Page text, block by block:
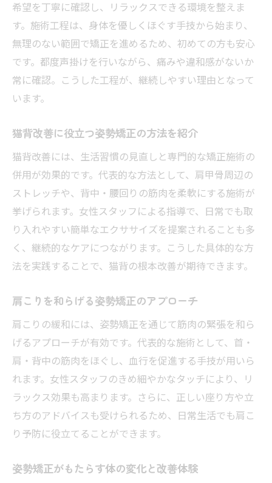
希望を丁寧に確認し、リラックスできる環境を整えま
す。施術工程は、身体を優しくほぐす手技から始まり、
無理のない範囲で矯正を進めるため、初めての方も安心
です。都度声掛けを行いながら、痛みや違和感がないか
常に確認。こうした工程が、継続しやすい理由となって
います。
猫背改善に役立つ姿勢矯正の方法を紹介
猫背改善には、生活習慣の見直しと専門的な矯正施術の
併用が効果的です。代表的な方法として、肩甲骨周辺の
ストレッチや、背中・腰回りの筋肉を柔軟にする施術が
挙げられます。女性スタッフによる指導で、日常でも取
り入れやすい簡単なエクササイズを提案されることも多
く、継続的なケアにつながります。こうした具体的な方
法を実践することで、猫背の根本改善が期待できます。
肩こりを和らげる姿勢矯正のアプローチ
肩こりの緩和には、姿勢矯正を通じて筋肉の緊張を和ら
げるアプローチが有効です。代表的な施術として、首・
肩・背中の筋肉をほぐし、血行を促進する手技が用いら
れます。女性スタッフのきめ細やかなタッチにより、リ
ラックス効果も高まります。さらに、正しい座り方や立
ち方のアドバイスも受けられるため、日常生活でも肩こ
り予防に役立てることができます。
姿勢矯正がもたらす体の変化と改善体験